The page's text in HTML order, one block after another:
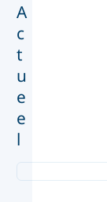
A
c
t
u
e
e
l